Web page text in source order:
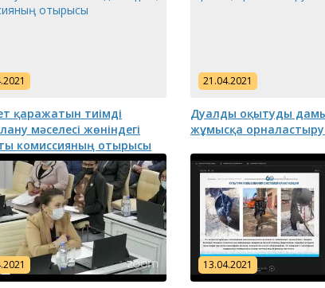
және Астана
назарына!
Бюджеттік бағдарламаның
паспорты
қаражатын тиімді
мәселесі жөніндегі
комиссияның отырысы
21.04.2021
Дуалды оқытуды
жұмысқа орналастыру
13.04.2021